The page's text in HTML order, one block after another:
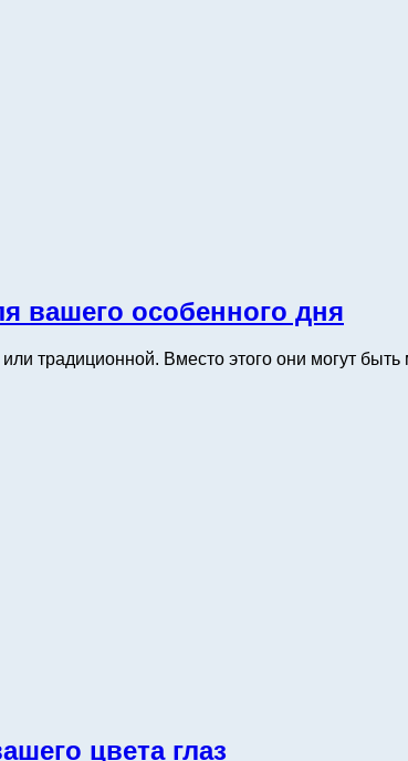
вашего особенного дня
традиционной. Вместо этого они могут
цвета глаз